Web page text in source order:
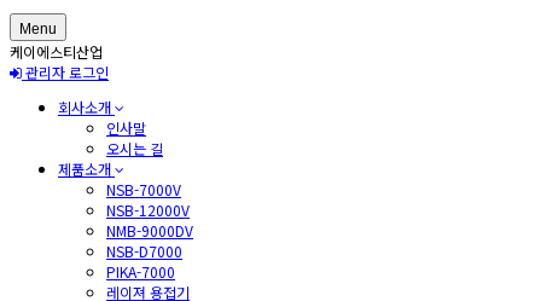
Menu
케이에스티산업
관리자 로그인
회사소개
인사말
오시는 길
제품소개
NSB-7000V
NSB-12000V
NMB-9000DV
NSB-D7000
PIKA-7000
레이져 용접기